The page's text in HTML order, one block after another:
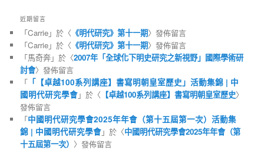
近期留言
「Carrie」於〈 《明代研究》第十一期〉發佈留言
「Carrie」於〈 《明代研究》第十一期〉發佈留言
「馬奇奔」於〈2007年「全球化下明史研究之新視野」國際學術研
討會〉發佈留言
「 「【卓越100系列講座】書寫明朝皇室歷史」活動集錦 | 中
國明代研究學會」於〈 【卓越100系列講座】書寫明朝皇室歷史〉
發佈留言
「中國明代研究學會2025年年會（第十五屆第一次）活動集
錦 | 中國明代研究學會」於〈中國明代研究學會2025年年會（第
十五屆第一次） 〉發佈留言